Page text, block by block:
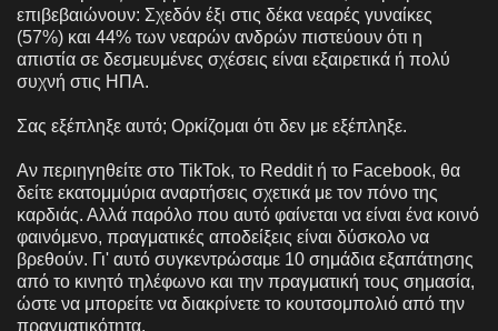
επιβεβαιώνουν: Σχεδόν έξι στις δέκα νεαρές γυναίκες
(57%) και 44% των νεαρών ανδρών πιστεύουν ότι η
απιστία σε δεσμευμένες σχέσεις είναι εξαιρετικά ή πολύ
συχνή στις ΗΠΑ.
Σας εξέπληξε αυτό; Ορκίζομαι ότι δεν με εξέπληξε.
Αν περιηγηθείτε στο TikTok, το Reddit ή το Facebook, θα
δείτε εκατομμύρια αναρτήσεις σχετικά με τον πόνο της
καρδιάς. Αλλά παρόλο που αυτό φαίνεται να είναι ένα κοινό
φαινόμενο, πραγματικές αποδείξεις είναι δύσκολο να
βρεθούν. Γι' αυτό συγκεντρώσαμε 10 σημάδια εξαπάτησης
από το κινητό τηλέφωνο και την πραγματική τους σημασία,
ώστε να μπορείτε να διακρίνετε το κουτσομπολιό από την
πραγματικότητα.